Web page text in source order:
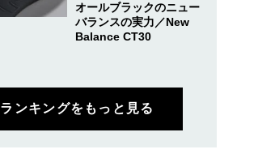
オールブラックのニュー
バランスの実力／New
Balance CT30
ランキングをもっと見る